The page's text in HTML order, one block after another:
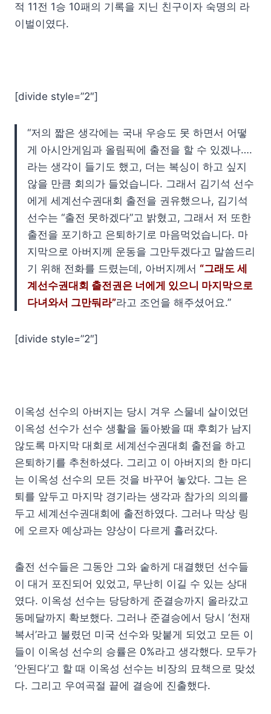
적 11전 1승 10패의 기록을 지닌 친구이자 숙명의 라
이벌이였다.
[divide style=”2″]
“저의 짧은 생각에는 국내 우승도 못 하면서 어떻
게 아시안게임과 올림픽에 출전을 할 수 있겠나….
라는 생각이 들기도 했고, 더는 복싱이 하고 싶지
않을 만큼 회의가 들었습니다. 그래서 김기석 선수
에게 세계선수권대회 출전을 권유했으나, 김기석
선수는 “출전 못하겠다”고 밝혔고, 그래서 저 또한
출전을 포기하고 은퇴하기로 마음먹었습니다. 마
지막으로 아버지께 운동을 그만두겠다고 말씀드리
기 위해 전화를 드렸는데, 아버지께서 “그래도 세
계선수권대회 출전권은 너에게 있으니 마지막으로
다녀와서 그만둬라”라고 조언을 해주셨어요.”
[divide style=”2″]
이옥성 선수의 아버지는 당시 겨우 스물네 살이었던
이옥성 선수가 선수 생활을 돌아봤을 때 후회가 남지
않도록 마지막 대회로 세계선수권대회 출전을 하고
은퇴하기를 추천하셨다. 그리고 이 아버지의 한 마디
는 이옥성 선수의 모든 것을 바꾸어 놓았다. 그는 은
퇴를 앞두고 마지막 경기라는 생각과 참가의 의의를
두고 세계선수권대회에 출전하였다. 그러나 막상 링
에 오르자 예상과는 양상이 다르게 흘러갔다.
출전 선수들은 그동안 그와 숱하게 대결했던 선수들
이 대거 포진되어 있었고, 무난히 이길 수 있는 상대
였다. 이옥성 선수는 당당하게 준결승까지 올라갔고
동메달까지 확보했다. 그러나 준결승에서 당시 ‘천재
복서’라고 불렸던 미국 선수와 맞붙게 되었고 모든 이
들이 이옥성 선수의 승률은 0%라고 생각했다. 모두가
‘안된다’고 할 때 이옥성 선수는 비장의 묘책으로 맞섰
다. 그리고 우여곡절 끝에 결승에 진출했다.